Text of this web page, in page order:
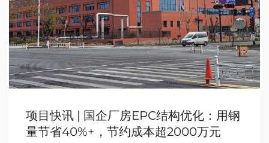
项目快讯 | 国企厂房EPC结构优化：用钢
量节省40%+，节约成本超2000万元